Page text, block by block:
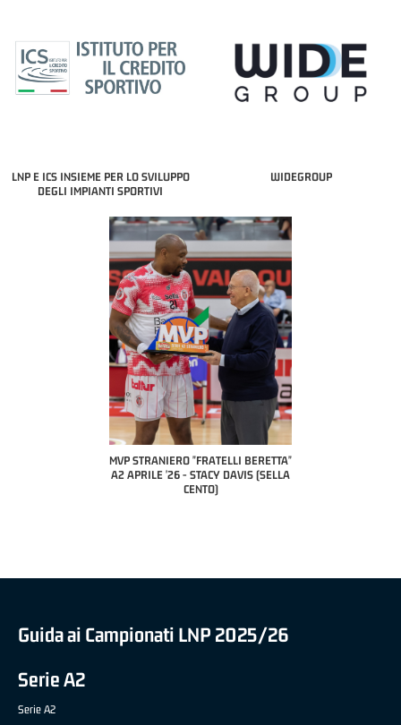
LNP E ICS INSIEME PER LO SVILUPPO
DEGLI IMPIANTI SPORTIVI
WIDEGROUP
MVP "FRATELLI BERETTA" SAMUEL
DILAS B NAZIONALE APRILE '26 -
MARCO RESTELLI (TAV TREVIGLIO
Guida ai Campionati LNP 2025/26
Serie A2
Serie A2